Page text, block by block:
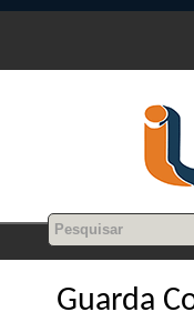
Guarda